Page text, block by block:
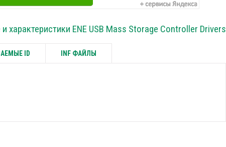
характеристики ENE USB Mass Storage Controller Drivers
ID INF ФАЙЛЫ